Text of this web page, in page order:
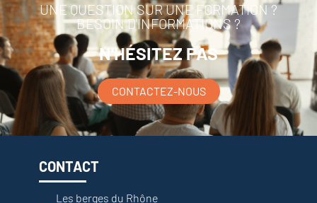
UNE QUESTION SUR UNE FORMATION ?
BESOIN D'INFORMATIONS ?
N'HÉSITEZ PAS
CONTACTEZ-NOUS
CONTACT
Les berges du Rhône